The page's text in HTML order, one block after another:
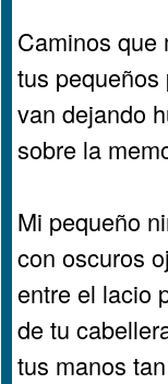
Caminos que
tus pequeños
van dejando
sobre la
Mi pequeño
con oscuros
entre el lacio
de tu
tus manos